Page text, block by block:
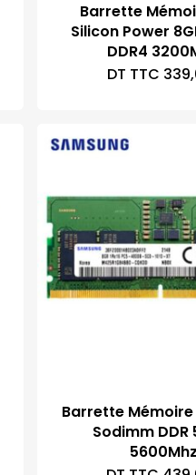
Barrette
Silicon Power
DDR4
DT TTC
Barrette
Sodimm DDR
5600Mhz